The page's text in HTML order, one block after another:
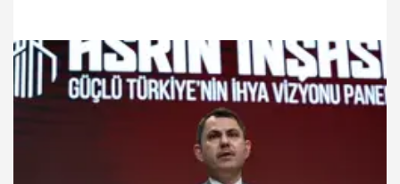
Ramazan kampanyasıyla ilgili düzenlenen basın
toplantısında yaptığı konuşmada, “Ramazan ayı boyunca
451 bin gönüllümüz 81 ilde her kapıyı çalacak, iyiliği ve
dayanışmayı her sofraya taşıyacak” dedi.